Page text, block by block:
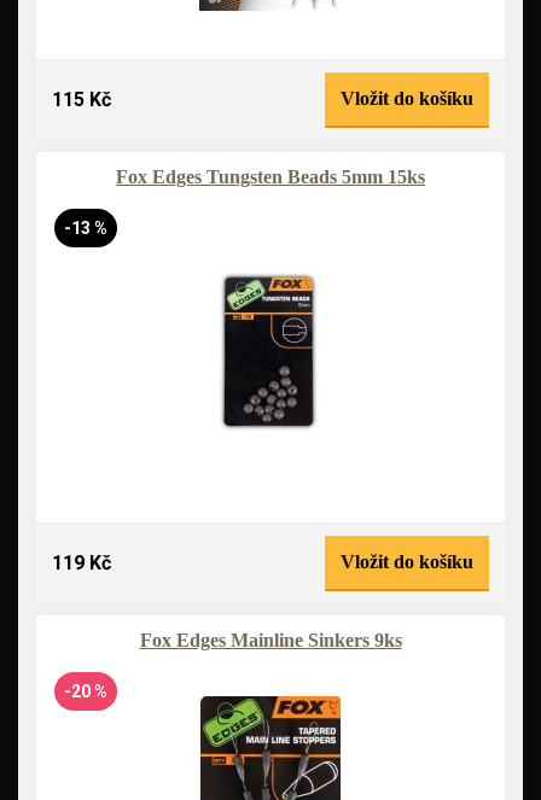
115 Kč Vložit do košíku
Fox Edges Tungsten Beads 5mm 15ks
-13 %
119 Kč Vložit do košíku
Fox Edges Mainline Sinkers 9ks
-20 %